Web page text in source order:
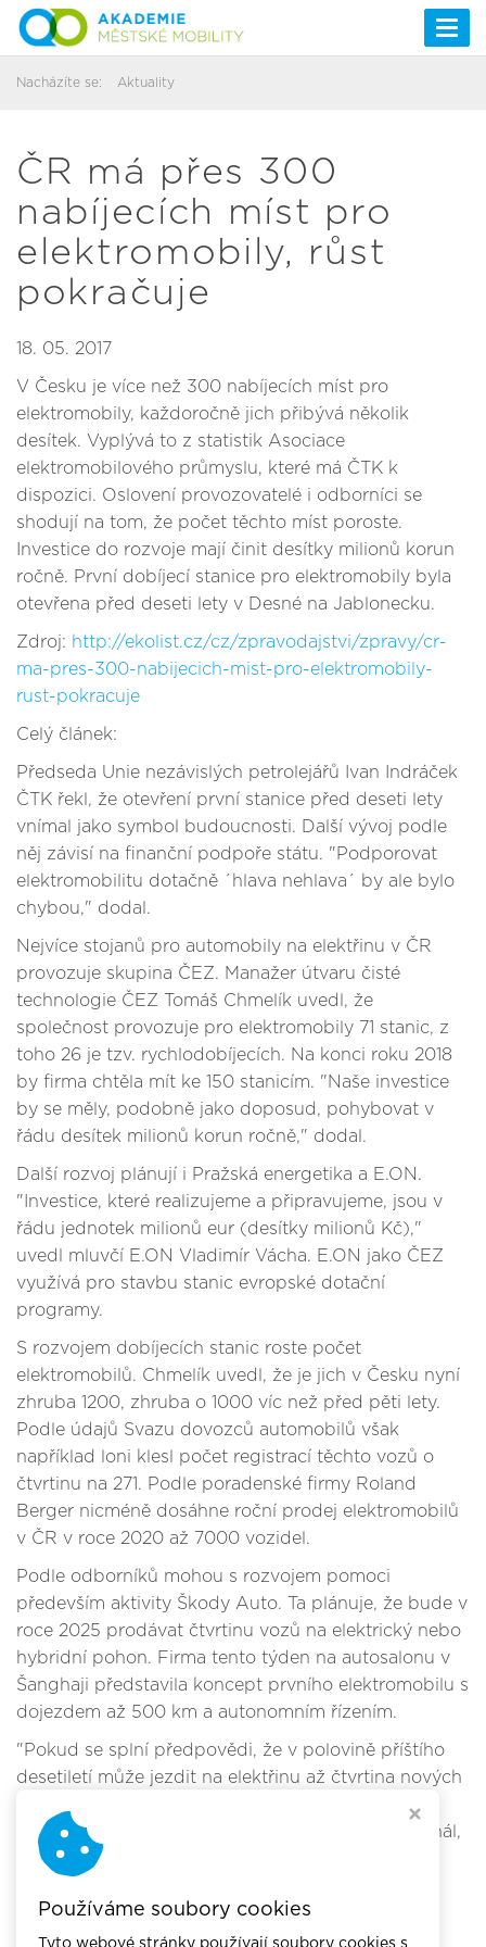
Nacházíte se: Aktuality
ČR má přes 300
nabíjecích míst pro
elektromobily, růst
pokračuje
18. 05. 2017
V Česku je více než 300 nabíjecích míst pro
elektromobily, každoročně jich přibývá několik
desítek. Vyplývá to z statistik Asociace
elektromobilového průmyslu, které má ČTK k
dispozici. Oslovení provozovatelé i odborníci se
shodují na tom, že počet těchto míst poroste.
Investice do rozvoje mají činit desítky milionů korun
ročně. První dobíjecí stanice pro elektromobily byla
otevřena před deseti lety v Desné na Jablonecku.
Zdroj: http://ekolist.cz/cz/zpravodajstvi/zpravy/cr-
ma-pres-300-nabijecich-mist-pro-elektromobily-
rust-pokracuje
Celý článek:
Předseda Unie nezávislých petrolejářů Ivan Indráček
ČTK řekl, že otevření první stanice před deseti lety
vnímal jako symbol budoucnosti. Další vývoj podle
něj závisí na finanční podpoře státu. "Podporovat
elektromobilitu dotačně ´hlava nehlava´ by ale bylo
chybou," dodal.
Nejvíce stojanů pro automobily na elektřinu v ČR
provozuje skupina ČEZ. Manažer útvaru čisté
technologie ČEZ Tomáš Chmelík uvedl, že
společnost provozuje pro elektromobily 71 stanic, z
toho 26 je tzv. rychlodobíjecích. Na konci roku 2018
by firma chtěla mít ke 150 stanicím. "Naše investice
by se měly, podobně jako doposud, pohybovat v
řádu desítek milionů korun ročně," dodal.
Další rozvoj plánují i Pražská energetika a E.ON.
"Investice, které realizujeme a připravujeme, jsou v
řádu jednotek milionů eur (desítky milionů Kč),"
uvedl mluvčí E.ON Vladimír Vácha. E.ON jako ČEZ
využívá pro stavbu stanic evropské dotační
programy.
S rozvojem dobíjecích stanic roste počet
elektromobilů. Chmelík uvedl, že je jich v Česku nyní
zhruba 1200, zhruba o 1000 víc než před pěti lety.
Podle údajů Svazu dovozců automobilů však
například loni klesl počet registrací těchto vozů o
čtvrtinu na 271. Podle poradenské firmy Roland
Berger nicméně dosáhne roční prodej elektromobilů
v ČR v roce 2020 až 7000 vozidel.
Podle odborníků mohou s rozvojem pomoci
především aktivity Škody Auto. Ta plánuje, že bude v
roce 2025 prodávat čtvrtinu vozů na elektrický nebo
hybridní pohon. Firma tento týden na autosalonu v
Šanghaji představila koncept prvního elektromobilu s
dojezdem až 500 km a autonomním řízením.
"Pokud se splní předpovědi, že v polovině příštího
desetiletí může jezdit na elektřinu až čtvrtina nových
vozů Škoda, tak by to byl, vzhledem k rozšíření a
oblibě této značky, pro firmy i veřejnost jasný signál,
že budoucnost skutečně patří elektřině," dodal
Používáme soubory cookies
Tyto webové stránky používají soubory cookies s